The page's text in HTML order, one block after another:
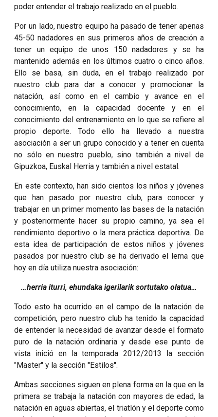
poder entender el trabajo realizado en el pueblo.
Por un lado, nuestro equipo ha pasado de tener apenas
45-50 nadadores en sus primeros años de creación a
tener un equipo de unos 150 nadadores y se ha
mantenido además en los últimos cuatro o cinco años.
Ello se basa, sin duda, en el trabajo realizado por
nuestro club para dar a conocer y promocionar la
natación, así como en el cambio y avance en el
conocimiento, en la capacidad docente y en el
conocimiento del entrenamiento en lo que se refiere al
propio deporte. Todo ello ha llevado a nuestra
asociación a ser un grupo conocido y a tener en cuenta
no sólo en nuestro pueblo, sino también a nivel de
Gipuzkoa, Euskal Herria y también a nivel estatal.
En este contexto, han sido cientos los niños y jóvenes
que han pasado por nuestro club, para conocer y
trabajar en un primer momento las bases de la natación
y posteriormente hacer su propio camino, ya sea el
rendimiento deportivo o la mera práctica deportiva. De
esta idea de participación de estos niños y jóvenes
pasados por nuestro club se ha derivado el lema que
hoy en día utiliza nuestra asociación:
…herria iturri, ehundaka igerilarik sortutako olatua…
Todo esto ha ocurrido en el campo de la natación de
competición, pero nuestro club ha tenido la capacidad
de entender la necesidad de avanzar desde el formato
puro de la natación ordinaria y desde ese punto de
vista inició en la temporada 2012/2013 la sección
"Master" y la sección "Estilos".
Ambas secciones siguen en plena forma en la que en la
primera se trabaja la natación con mayores de edad, la
natación en aguas abiertas, el triatlón y el deporte como